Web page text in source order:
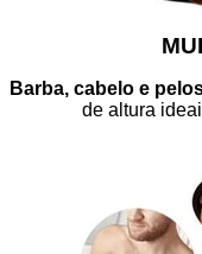
Barba, cabelo e
de altura